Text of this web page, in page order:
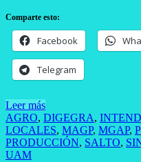
Comparte esto:
Facebook
Telegram
Leer más
AGRO, DIGEGRA,
LOCALES, MAGP, MGAP,
PRODUCCIÓN, SALTO,
UAM